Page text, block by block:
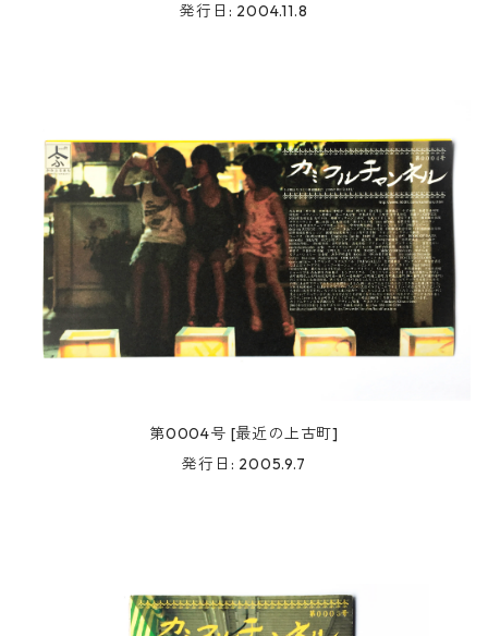
発行日: 2004.11.8
第0004号 [最近の上古町]
発行日: 2005.9.7